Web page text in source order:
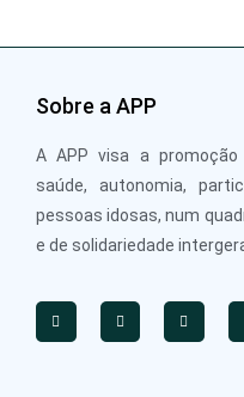
Sobre a APP
A APP visa a promoção
saúde, autonomia,
pessoas idosas, num
e de solidariedade